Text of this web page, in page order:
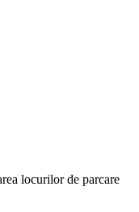
locurilor de parcare